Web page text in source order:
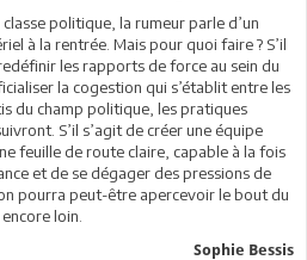
classe politique, la rumeur parle d’un
à la rentrée. Mais pour quoi faire ? S’il
les rapports de force au sein du
la cogestion qui s’établit entre les
du champ politique, les pratiques
S’il s’agit de créer une équipe
feuille de route claire, capable à la fois
et de se dégager des pressions de
pourra peut-être apercevoir le bout du
loin.
Sophie Bessis